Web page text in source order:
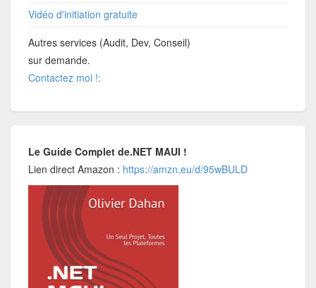
Vidéo d'initiation gratuite
Autres services (Audit, Dev, Conseil)
sur demande.
Contactez moi !:
Le Guide Complet de.NET MAUI !
Lien direct Amazon : https://amzn.eu/d/95wBULD